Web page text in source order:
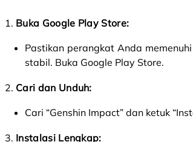
Buka Google Play Store:
Pastikan perangkat Anda
stabil. Buka Google Play Store.
Cari dan Unduh:
Cari “Genshin Impact” dan ketuk
Instalasi Lengkap: